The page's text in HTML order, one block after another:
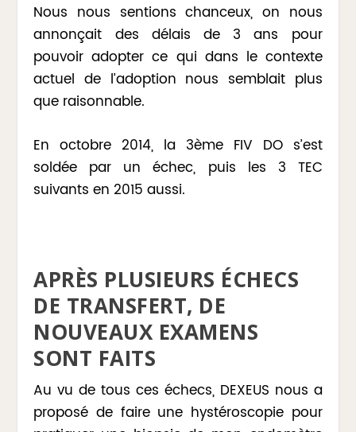
Nous nous sentions chanceux, on nous
annonçait des délais de 3 ans pour
pouvoir adopter ce qui dans le contexte
actuel de l’adoption nous semblait plus
que raisonnable.
En octobre 2014, la 3ème FIV DO s’est
soldée par un échec, puis les 3 TEC
suivants en 2015 aussi.
APRÈS PLUSIEURS ÉCHECS
DE TRANSFERT, DE
NOUVEAUX EXAMENS
SONT FAITS
Au vu de tous ces échecs, DEXEUS nous a
proposé de faire une hystéroscopie pour